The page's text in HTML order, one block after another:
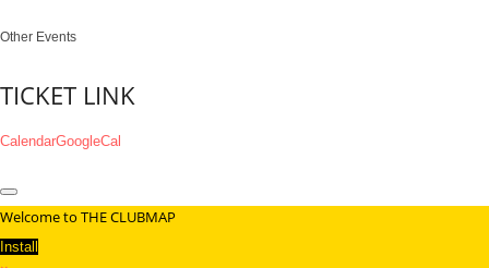
Other Events
TICKET LINK
CalendarGoogleCal
Welcome to THE CLUBMAP
Install